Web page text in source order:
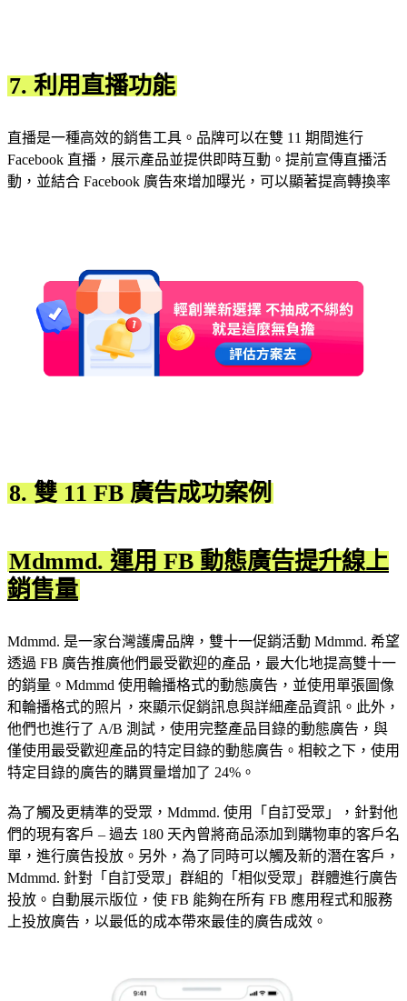
7. 利用直播功能
直播是一種高效的銷售工具。品牌可以在雙 11 期間進行
Facebook 直播，展示產品並提供即時互動。提前宣傳直播活
動，並結合 Facebook 廣告來增加曝光，可以顯著提高轉換率
8. 雙 11 FB 廣告成功案例
Mdmmd. 運用 FB 動態廣告提升線上
銷售量
Mdmmd. 是一家台灣護膚品牌，雙十一促銷活動 Mdmmd. 希望
透過 FB 廣告推廣他們最受歡迎的產品，最大化地提高雙十一
的銷量。Mdmmd 使用輪播格式的動態廣告，並使用單張圖像
和輪播格式的照片，來顯示促銷訊息與詳細產品資訊。此外，
他們也進行了 A/B 測試，使用完整產品目錄的動態廣告，與
僅使用最受歡迎產品的特定目錄的動態廣告。相較之下，使用
特定目錄的廣告的購買量增加了 24%。
為了觸及更精準的受眾，Mdmmd. 使用「自訂受眾」，針對他
們的現有客戶 – 過去 180 天內曾將商品添加到購物車的客戶名
單，進行廣告投放。另外，為了同時可以觸及新的潛在客戶，
Mdmmd. 針對「自訂受眾」群組的「相似受眾」群體進行廣告
投放。自動展示版位，使 FB 能夠在所有 FB 應用程式和服務
上投放廣告，以最低的成本帶來最佳的廣告成效。